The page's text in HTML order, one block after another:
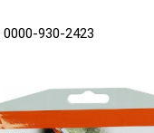
0000-930-2423